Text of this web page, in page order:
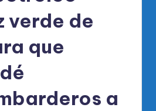
verde de
que
a